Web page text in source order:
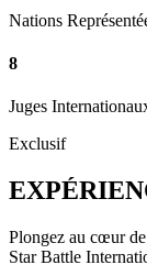
Nations
8
Juges
Exclusif
Plongez au cœur
Star Battle